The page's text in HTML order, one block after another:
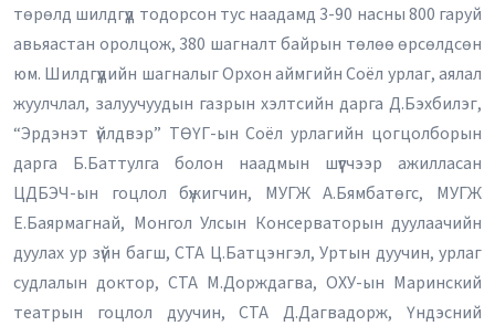
төрөлд шилдгүүд тодорсон тус наадамд 3-90 насны 800 гаруй
авьяастан оролцож, 380 шагналт байрын төлөө өрсөлдсөн
юм. Шилдгүүдийн шагналыг Орхон аймгийн Соёл урлаг, аялал
жуулчлал, залуучуудын газрын хэлтсийн дарга Д.Бэхбилэг,
“Эрдэнэт үйлдвэр” ТӨҮГ-ын Соёл урлагийн цогцолборын
дарга Б.Баттулга болон наадмын шүүгчээр ажилласан
ЦДБЭЧ-ын гоцлол бүжигчин, МУГЖ А.Бямбатөгс, МУГЖ
Е.Баярмагнай, Монгол Улсын Консерваторын дуулаачийн
дуулах ур зүйн багш, СТА Ц.Батцэнгэл, Уртын дуучин, урлаг
судлалын доктор, СТА М.Дорждагва, ОХУ-ын Маринский
театрын гоцлол дуучин, СТА Д.Дагвадорж, Үндэсний